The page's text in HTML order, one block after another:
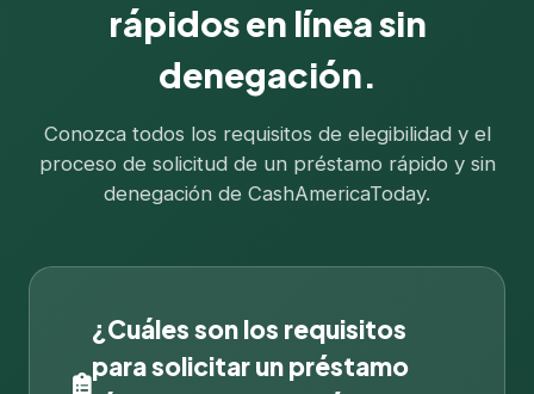
rápidos en línea sin
denegación.
Conozca todos los requisitos de elegibilidad y el
proceso de solicitud de un préstamo rápido y sin
denegación de CashAmericaToday.
¿Cuáles son los requisitos
para solicitar un préstamo